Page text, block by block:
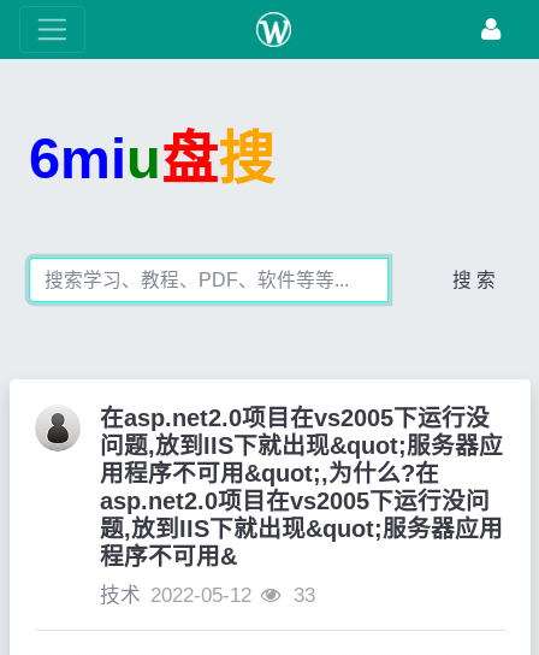
6miu盘搜
搜 索
在asp.net2.0项目在vs2005下运行没
问题,放到IIS下就出现&quot;服务器应
用程序不可用&quot;,为什么?在
asp.net2.0项目在vs2005下运行没问
题,放到IIS下就出现&quot;服务器应用
程序不可用&
技术 2022-05-12 33